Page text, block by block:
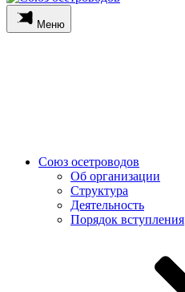
Меню
Союз осетроводов
Об организации
Структура
Деятельность
Порядок вступления